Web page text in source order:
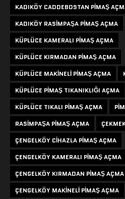
KADIKÖY CADDEBOSTAN PIMAŞ
KADIKÖY RASIMPAŞA PIMAŞ AÇMA
KÜPLÜCE KAMERALI PIMAŞ AÇMA
KÜPLÜCE KIRMADAN PIMAŞ AÇMA
KÜPLÜCE MAKINELI PIMAŞ AÇMA
KÜPLÜCE PIMAŞ TIKANIKLIĞI AÇMA
KÜPLÜCE TIKALI PIMAŞ AÇMA
RASIMPAŞA PIMAŞ AÇMA
ÇENGELKÖY CIHAZLA PIMAŞ AÇMA
ÇENGELKÖY KAMERALI PIMAŞ AÇMA
ÇENGELKÖY KIRMADAN PIMAŞ AÇMA
ÇENGELKÖY MAKINELI PIMAŞ AÇMA